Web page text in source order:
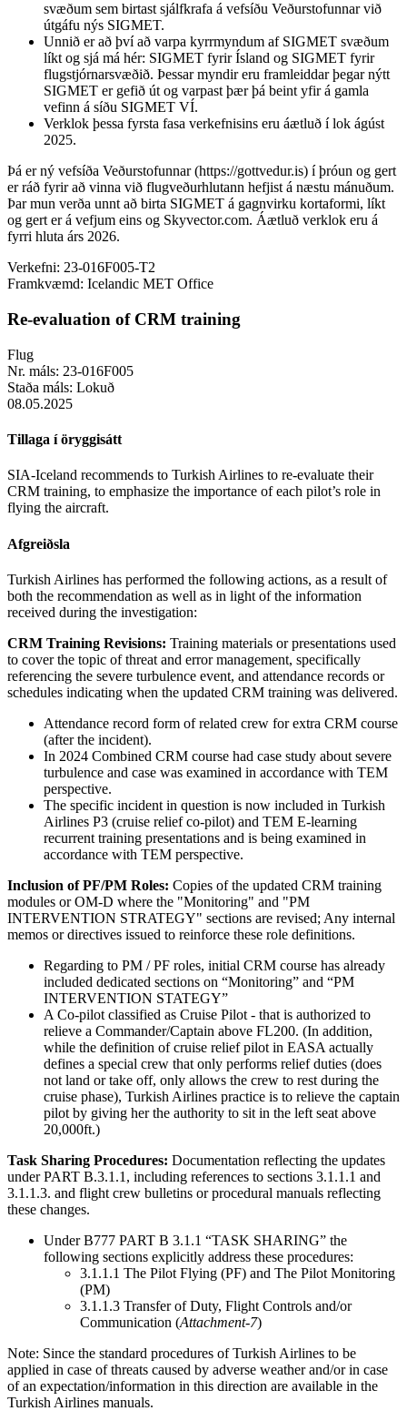
svæðum sem birtast sjálfkrafa á vefsíðu Veðurstofunnar við
útgáfu nýs SIGMET.
Unnið er að því að varpa kyrrmyndum af SIGMET svæðum
líkt og sjá má hér: SIGMET fyrir Ísland og SIGMET fyrir
flugstjórnarsvæðið. Þessar myndir eru framleiddar þegar nýtt
SIGMET er gefið út og varpast þær þá beint yfir á gamla
vefinn á síðu SIGMET VÍ.
Verklok þessa fyrsta fasa verkefnisins eru áætluð í lok ágúst
2025.
Þá er ný vefsíða Veðurstofunnar (https://gottvedur.is) í þróun og gert
er ráð fyrir að vinna við flugveðurhlutann hefjist á næstu mánuðum.
Þar mun verða unnt að birta SIGMET á gagnvirku kortaformi, líkt
og gert er á vefjum eins og Skyvector.com. Áætluð verklok eru á
fyrri hluta árs 2026.
Verkefni: 23-016F005-T2
Framkvæmd: Icelandic MET Office
Re-evaluation of CRM training
Flug
Nr. máls: 23-016F005
Staða máls: Lokuð
08.05.2025
Tillaga í öryggisátt
SIA-Iceland recommends to Turkish Airlines to re-evaluate their
CRM training, to emphasize the importance of each pilot’s role in
flying the aircraft.
Afgreiðsla
Turkish Airlines has performed the following actions, as a result of
both the recommendation as well as in light of the information
received during the investigation:
CRM Training Revisions: Training materials or presentations used
to cover the topic of threat and error management, specifically
referencing the severe turbulence event, and attendance records or
schedules indicating when the updated CRM training was delivered.
Attendance record form of related crew for extra CRM course
(after the incident).
In 2024 Combined CRM course had case study about severe
turbulence and case was examined in accordance with TEM
perspective.
The specific incident in question is now included in Turkish
Airlines P3 (cruise relief co-pilot) and TEM E-learning
recurrent training presentations and is being examined in
accordance with TEM perspective.
Inclusion of PF/PM Roles: Copies of the updated CRM training
modules or OM-D where the "Monitoring" and "PM
INTERVENTION STRATEGY" sections are revised; Any internal
memos or directives issued to reinforce these role definitions.
Regarding to PM / PF roles, initial CRM course has already
included dedicated sections on “Monitoring” and “PM
INTERVENTION STATEGY”
A Co-pilot classified as Cruise Pilot - that is authorized to
relieve a Commander/Captain above FL200. (In addition,
while the definition of cruise relief pilot in EASA actually
defines a special crew that only performs relief duties (does
not land or take off, only allows the crew to rest during the
cruise phase), Turkish Airlines practice is to relieve the captain
pilot by giving her the authority to sit in the left seat above
20,000ft.)
Task Sharing Procedures: Documentation reflecting the updates
under PART B.3.1.1, including references to sections 3.1.1.1 and
3.1.1.3. and flight crew bulletins or procedural manuals reflecting
these changes.
Under B777 PART B 3.1.1 “TASK SHARING” the
following sections explicitly address these procedures:
3.1.1.1 The Pilot Flying (PF) and The Pilot Monitoring
(PM)
3.1.1.3 Transfer of Duty, Flight Controls and/or
Communication (Attachment-7)
Note: Since the standard procedures of Turkish Airlines to be
applied in case of threats caused by adverse weather and/or in case
of an expectation/information in this direction are available in the
Turkish Airlines manuals.